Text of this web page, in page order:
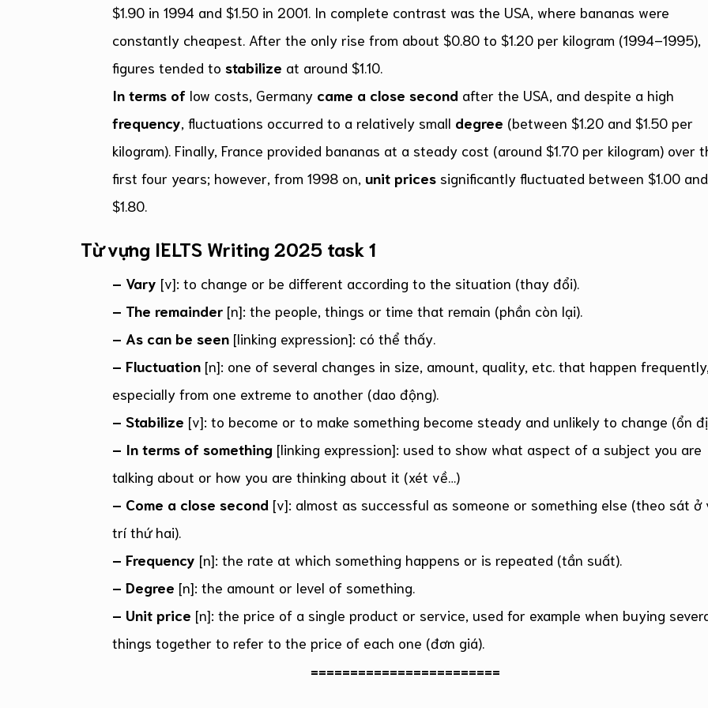
$1.90 in 1994 and $1.50 in 2001. In complete contrast was the USA, where bananas were
constantly cheapest. After the only rise from about $0.80 to $1.20 per kilogram (1994–1995),
figures tended to stabilize at around $1.10.
In terms of low costs, Germany came a close second after the USA, and despite a high
frequency, fluctuations occurred to a relatively small degree (between $1.20 and $1.50 per
kilogram). Finally, France provided bananas at a steady cost (around $1.70 per kilogram) over
first four years; however, from 1998 on, unit prices significantly fluctuated between $1.00 and
$1.80.
Từ vựng IELTS Writing 2025 task 1
– Vary [v]: to change or be different according to the situation (thay đổi).
– The remainder [n]: the people, things or time that remain (phần còn lại).
– As can be seen [linking expression]: có thể thấy.
– Fluctuation [n]: one of several changes in size, amount, quality, etc. that happen
especially from one extreme to another (dao động).
– Stabilize [v]: to become or to make something become steady and unlikely to change (ổn
– In terms of something [linking expression]: used to show what aspect of a subject you are
talking about or how you are thinking about it (xét về…)
– Come a close second [v]: almost as successful as someone or something else (theo sát ở
trí thứ hai).
– Frequency [n]: the rate at which something happens or is repeated (tần suất).
– Degree [n]: the amount or level of something.
– Unit price [n]: the price of a single product or service, used for example when buying
things together to refer to the price of each one (đơn giá).
========================